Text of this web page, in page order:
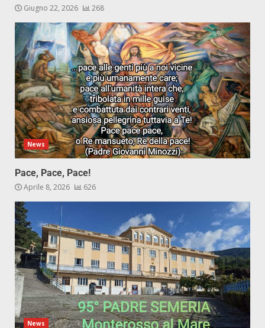
Giugno 22, 2026 268
News
Pace, Pace, Pace!
Aprile 8, 2026 626
News